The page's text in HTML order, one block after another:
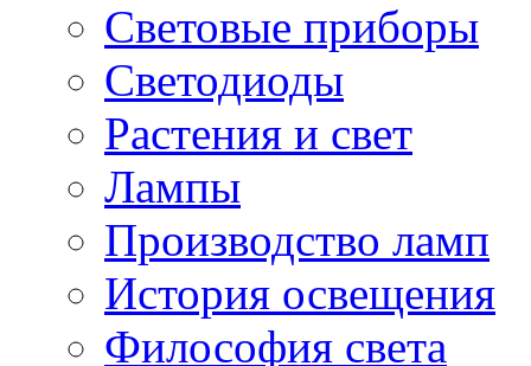
Световые приборы
Светодиоды
Растения и свет
Лампы
Производство ламп
История освещения
Философия света